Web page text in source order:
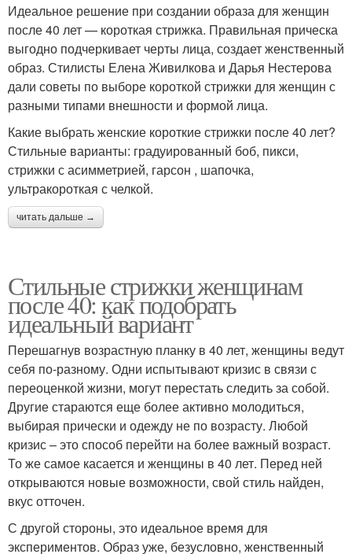
Идеальное решение при создании образа для женщин
после 40 лет — короткая стрижка. Правильная прическа
выгодно подчеркивает черты лица, создает женственный
образ. Стилисты Елена Живилкова и Дарья Нестерова
дали советы по выборе короткой стрижки для женщин с
разными типами внешности и формой лица.
Какие выбрать женские короткие стрижки после 40 лет?
Стильные варианты: градуированный боб, пикси,
стрижки с асимметрией, гарсон , шапочка,
ультракороткая с челкой.
читать дальше →
Стильные стрижки женщинам
после 40: как подобрать
идеальный вариант
Перешагнув возрастную планку в 40 лет, женщины ведут
себя по-разному. Одни испытывают кризис в связи с
переоценкой жизни, могут перестать следить за собой.
Другие стараются еще более активно молодиться,
выбирая прически и одежду не по возрасту. Любой
кризис – это способ перейти на более важный возраст.
То же самое касается и женщины в 40 лет. Перед ней
открываются новые возможности, свой стиль найден,
вкус отточен.
С другой стороны, это идеальное время для
экспериментов. Образ уже, безусловно, женственный